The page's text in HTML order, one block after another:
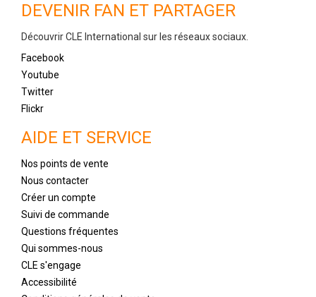
DEVENIR FAN ET PARTAGER
Découvrir CLE International sur les réseaux sociaux.
Facebook
Youtube
Twitter
Flickr
AIDE ET SERVICE
Nos points de vente
Nous contacter
Créer un compte
Suivi de commande
Questions fréquentes
Qui sommes-nous
CLE s'engage
Accessibilité